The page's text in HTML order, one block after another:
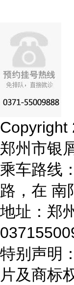
Copyright
郑州市银
乘车路线
路，在 南
地址：郑
特别声明
片及商标